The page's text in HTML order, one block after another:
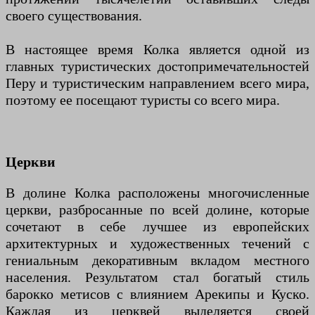
своего существования.
В настоящее время Колка является одной из
главных туристических достопримечательностей
Перу и туристическим направлением всего мира,
поэтому ее посещают туристы со всего мира.
Церкви
В долине Колка расположены многочисленные
церкви, разбросанные по всей долине, которые
сочетают в себе лучшее из европейских
архитектурных и художественных течений с
гениальным декоративным вкладом местного
населения. Результатом стал богатый стиль
барокко метисов с влиянием Арекипы и Куско.
Каждая из церквей выделяется своей